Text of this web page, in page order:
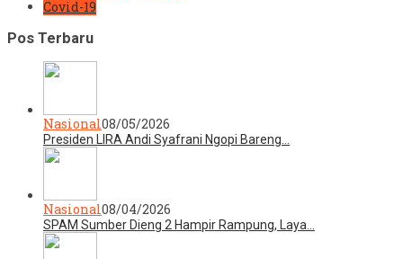
Covid-19
Pos Terbaru
Nasional08/05/2026
Presiden LIRA Andi Syafrani Ngopi Bareng…
Nasional08/04/2026
SPAM Sumber Dieng 2 Hampir Rampung, Laya…